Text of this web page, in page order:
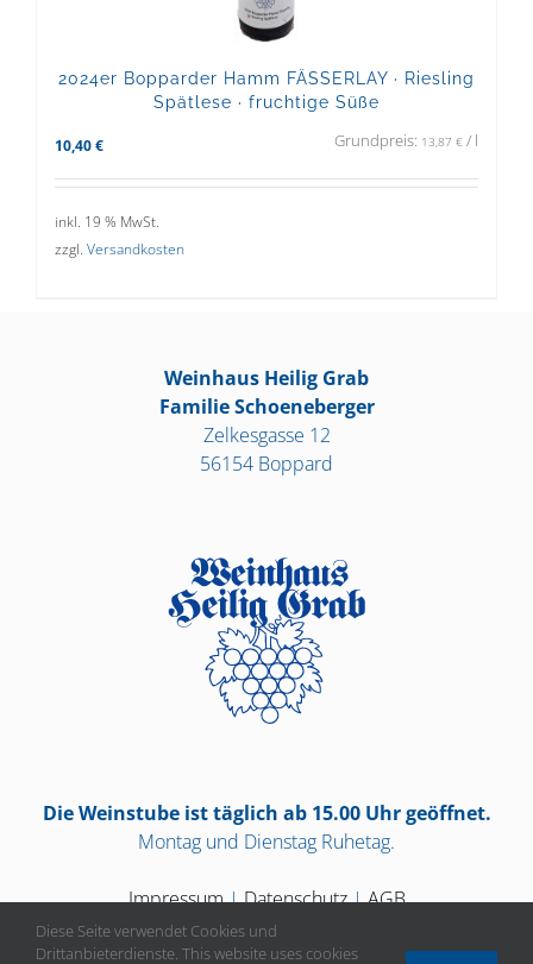
2024er Bopparder Hamm FÄSSERLAY · Riesling
Spätlese · fruchtige Süße
10,40 € Grundpreis: 13,87 € / l
inkl. 19 % MwSt.
zzgl. Versandkosten
Weinhaus Heilig Grab
Familie Schoeneberger
Zelkesgasse 12
56154 Boppard
Die Weinstube ist täglich ab 15.00 Uhr geöffnet.
Montag und Dienstag Ruhetag.
Impressum|Datenschutz|AGB
Diese Seite verwendet Cookies und
Drittanbieterdienste. This website uses cookies